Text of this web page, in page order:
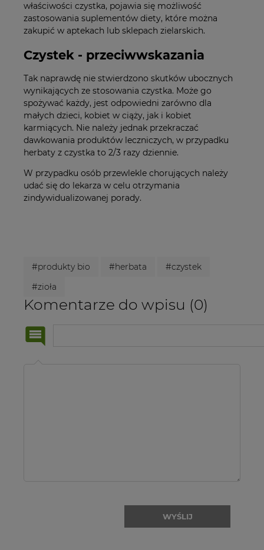
właściwości czystka, pojawia się możliwość
zastosowania suplementów diety, które można
zakupić w aptekach lub sklepach zielarskich.
Czystek - przeciwwskazania
Tak naprawdę nie stwierdzono skutków ubocznych
wynikających ze stosowania czystka. Może go
spożywać każdy, jest odpowiedni zarówno dla
małych dzieci, kobiet w ciąży, jak i kobiet
karmiących. Nie należy jednak przekraczać
dawkowania produktów leczniczych, w przypadku
herbaty z czystka to 2/3 razy dziennie.
W przypadku osób przewlekle chorujących należy
udać się do lekarza w celu otrzymania
zindywidualizowanej porady.
#produkty bio #herbata
#czystek
#zioła
Komentarze do wpisu (0)
WYŚLIJ